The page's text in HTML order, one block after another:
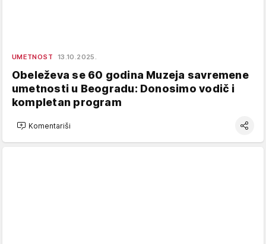
UMETNOST 13.10.2025.
Obeleževa se 60 godina Muzeja savremene
umetnosti u Beogradu: Donosimo vodič i
kompletan program
Komentariši